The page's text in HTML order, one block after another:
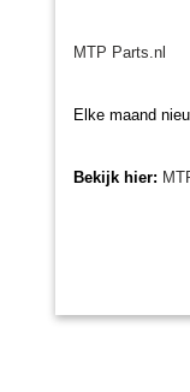
MTP Parts.nl
Elke maand
Bekijk hier: